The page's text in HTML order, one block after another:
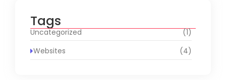
Tags
Uncategorized
(1)
Websites
(4)